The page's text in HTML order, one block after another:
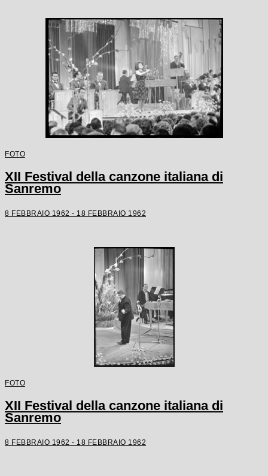
FOTO
XII Festival della canzone italiana di
Sanremo
8 FEBBRAIO 1962 - 18 FEBBRAIO 1962
FOTO
XII Festival della canzone italiana di
Sanremo
8 FEBBRAIO 1962 - 18 FEBBRAIO 1962